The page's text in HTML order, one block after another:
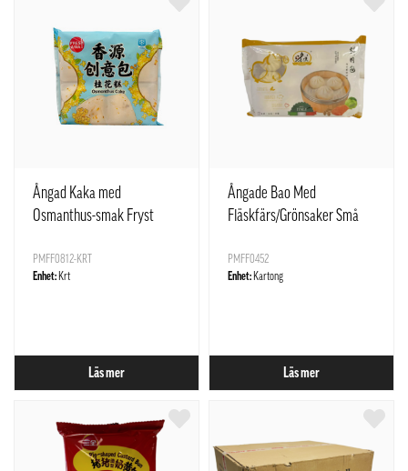
Ångad Kaka med
Osmanthus-smak Fryst
PMFF0812-KRT
Enhet: Krt
Läs mer
Ångade Bao Med
Fläskfärs/Grönsaker Små
Mei
PMFF0452
Enhet: Kartong
Läs mer